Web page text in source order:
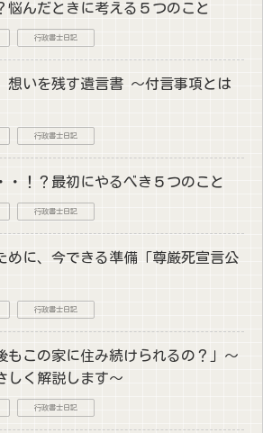
悩んだときに考える５つのこと
行政書士日記
想いを残す遺言書 ～付言事項とは
行政書士日記
・！？最初にやるべき５つのこと
行政書士日記
めに、今できる準備「尊厳死宣言公
行政書士日記
もこの家に住み続けられるの？」～
しく解説します～
行政書士日記